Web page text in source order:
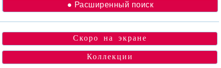
● Расширенный поиск
Скоро на экране
Коллекции